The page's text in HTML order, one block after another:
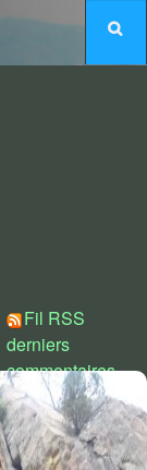
Fil RSS
derniers
commentaires